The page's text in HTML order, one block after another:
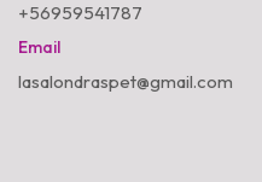
+56959541787
Email
lasalondraspet@gmail.com